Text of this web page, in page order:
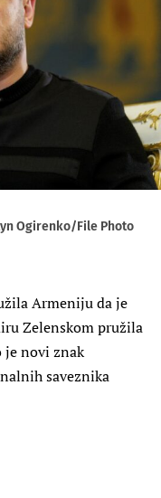
Ogirenko/File Photo
Armeniju da je
Zelenskom pružila
je novi znak
saveznika